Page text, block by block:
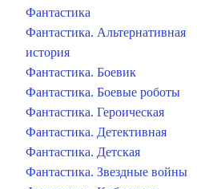
Фантастика
Фантастика. Альтернативная
история
Фантастика. Боевик
Фантастика. Боевые роботы
Фантастика. Героическая
Фантастика. Детективная
Фантастика. Детская
Фантастика. Звездные войны